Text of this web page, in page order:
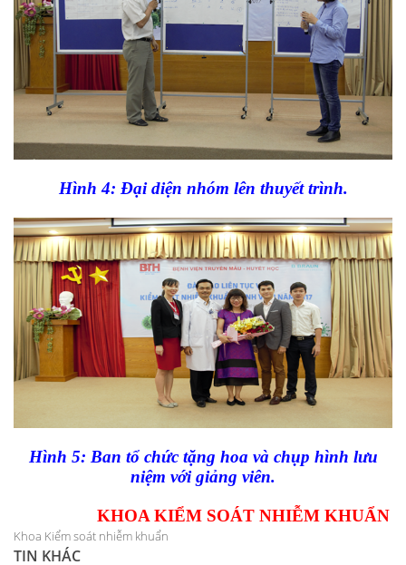
Hình 4: Đại diện nhóm lên thuyết trình.
Hình 5: Ban tổ chức tặng hoa và chụp hình lưu
niệm với giảng viên.
KHOA KIỂM SOÁT NHIỄM KHUẨN
Khoa Kiểm soát nhiễm khuẩn
TIN KHÁC